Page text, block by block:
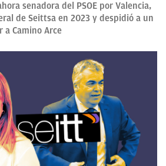
senadora del PSOE por Valencia,
de Seittsa en 2023 y despidió a un
Camino Arce